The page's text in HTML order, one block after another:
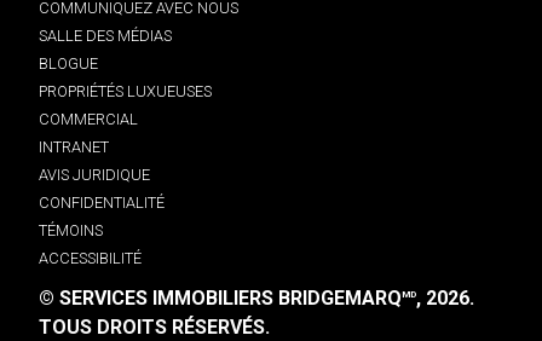
COMMUNIQUEZ AVEC NOUS
SALLE DES MÉDIAS
BLOGUE
PROPRIÉTÉS LUXUEUSES
COMMERCIAL
INTRANET
AVIS JURIDIQUE
CONFIDENTIALITÉ
TÉMOINS
ACCESSIBILITÉ
© SERVICES IMMOBILIERS BRIDGEMARQMD, 2026.
TOUS DROITS RÉSERVÉS.